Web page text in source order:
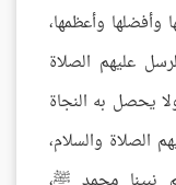
وأفضلها وأعظمها،
عليهم الصلاة
يحصل به النجاة
الصلاة والسلام،